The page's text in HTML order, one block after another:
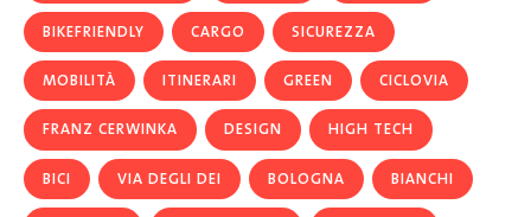
BIKEFRIENDLY CARGO SICUREZZA
MOBILITÀ ITINERARI GREEN CICLOVIA
FRANZ CERWINKA DESIGN HIGH TECH
BICI VIA DEGLI DEI BOLOGNA BIANCHI